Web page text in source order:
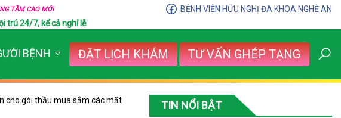
TẦM CAO MỚI
BỆNH VIỆN HỮU NGHỊ ĐA KHOA NGHỆ AN
trú 24/7, kể cả nghỉ lễ
BỆNH ĐẶT LỊCH KHÁM TƯ VẤN GHÉP TẠNG
cho gói thầu mua sắm các mặt
TIN NỔI BẬT